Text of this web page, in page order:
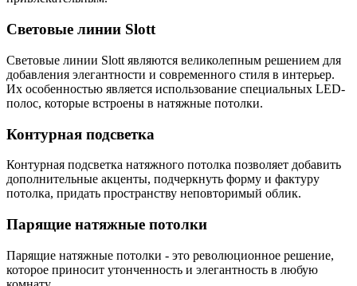
Световые линии Slott
Световые линии Slott являются великолепным решением для
добавления элегантности и современного стиля в интерьер.
Их особенностью является использование специальных LED-
полос, которые встроены в натяжные потолки.
Контурная подсветка
Контурная подсветка натяжного потолка позволяет добавить
дополнительные акценты, подчеркнуть форму и фактуру
потолка, придать пространству неповторимый облик.
Парящие натяжные потолки
Парящие натяжные потолки - это революционное решение,
которое приносит утонченность и элегантность в любую